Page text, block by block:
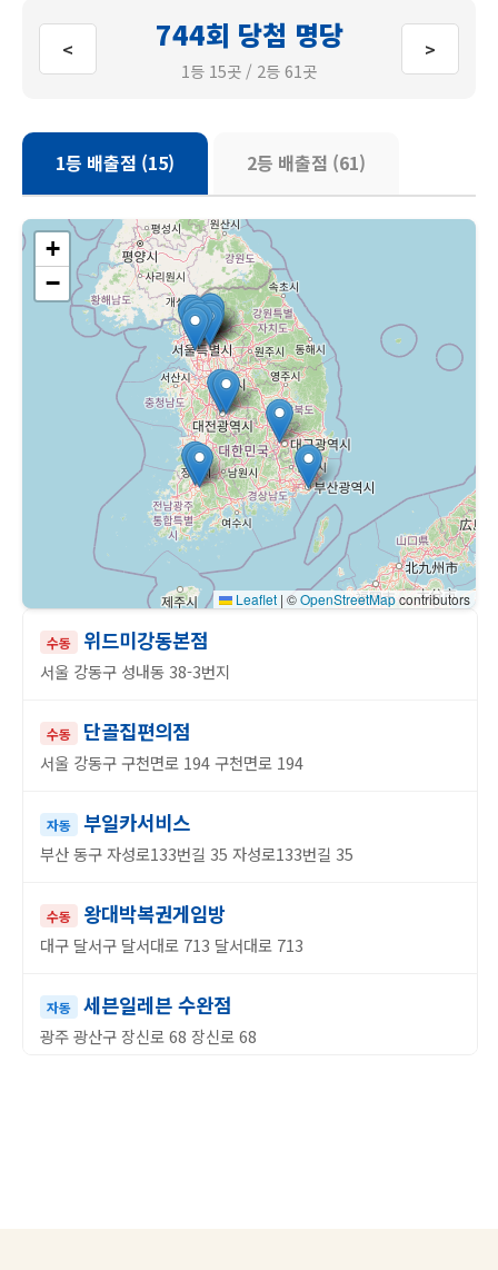
< 744회 당첨 명당
1등 15곳 / 2등 61곳
>
1등 배출점 (15) 2등 배출점 (61)
수동 위드미강동본점
서울 강동구 성내동 38-3번지
수동 단골집편의점
서울 강동구 구천면로 194 구천면로 194
자동 부일카서비스
부산 동구 자성로133번길 35 자성로133번길 35
수동 왕대박복권게임방
대구 달서구 달서대로 713 달서대로 713
자동 세븐일레븐 수완점
광주 광산구 장신로 68 장신로 68
+
−
Leaflet | ©OpenStreetMapcontributors